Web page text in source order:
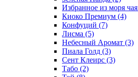
Избранное из моря чая
Киоко Премиум (4)
Конфуций (7)
Лисма (5)
Небесный Аромат (3)
Пиала Голд (3)
Сент Клеирс (3)
Табо (2)